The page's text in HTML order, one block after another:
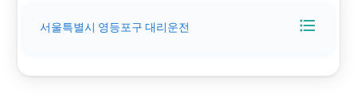
서울특별시 영등포구 대리운전 format_list_bulleted